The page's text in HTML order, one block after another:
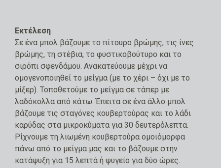
Εκτέλεση
Σε ένα μπολ βάζουμε το πίτουρο βρώμης, τις ίνες
βρώμης, τη στέβια, το φυστικοβούτυρο και το
σιρόπι σφενδάμου. Ανακατεύουμε μέχρι να
ομογενοποιηθεί το μείγμα (με το χέρι – όχι με το
μίξερ). Τοποθετούμε το μείγμα σε τάπερ με
λαδόκολλα από κάτω. Έπειτα σε ένα άλλο μπολ
βάζουμε τις σταγόνες κουβερτούρας και το λάδι
καρύδας στα μικροκύματα για 30 δευτερόλεπτα.
Ρίχνουμε τη λιωμένη κουβερτούρα ομοιόμορφα
πάνω από το μείγμα μας και το βάζουμε στην
κατάψυξη για 15 λεπτά ή ψυγείο για δύο ώρες.